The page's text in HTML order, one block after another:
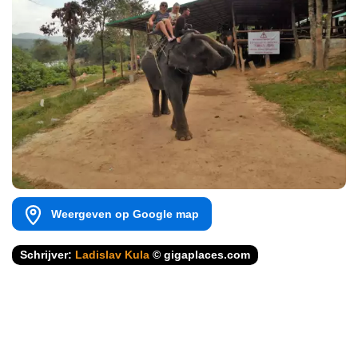
Weergeven op Google map
Schrijver: Ladislav Kula © gigaplaces.com